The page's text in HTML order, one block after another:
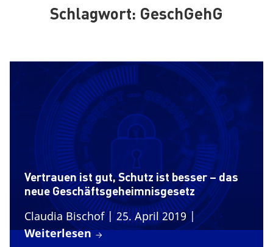
Schlagwort: GeschGehG
Vertrauen ist gut, Schutz ist besser – das
neue Geschäftsgeheimnisgesetz
Claudia Bischof| 25. April 2019|
Weiterlesen